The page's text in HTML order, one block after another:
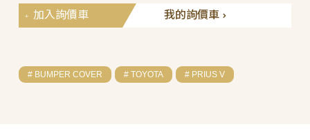
我的詢價車
加入詢價車
# BUMPER COVER # TOYOTA # PRIUS V